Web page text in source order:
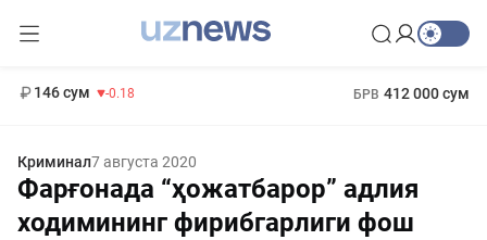
146 сум -0.18 БРВ 412 000 сум
Криминал7 августа 2020
Фарғонада “ҳожатбарор” адлия
ходимининг фирибгарлиги фош